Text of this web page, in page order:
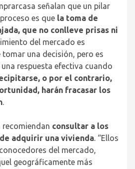
señalan que un pilar
es que la toma de
que no conlleve prisas ni
del mercado es
una decisión, pero es
respuesta efectiva cuando
o por el contrario,
harán fracasar los
.
recomiendan consultar a los
adquirir una vivienda. “Ellos
del mercado,
geográficamente más